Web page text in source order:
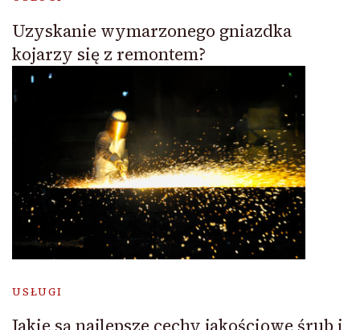
Uzyskanie wymarzonego gniazdka
kojarzy się z remontem?
USŁUGI